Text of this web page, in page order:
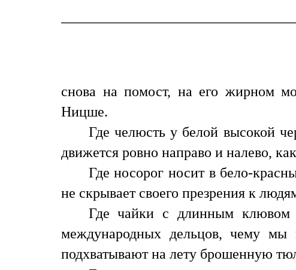
снова на помост, на его жирном
Ницше.
Где челюсть у белой высокой
движется ровно направо и налево,
Где носорог носит в бело-
не скрывает своего презрения к
Где чайки с длинным
международных дельцов, чему мы
подхватывают на лету брошенную